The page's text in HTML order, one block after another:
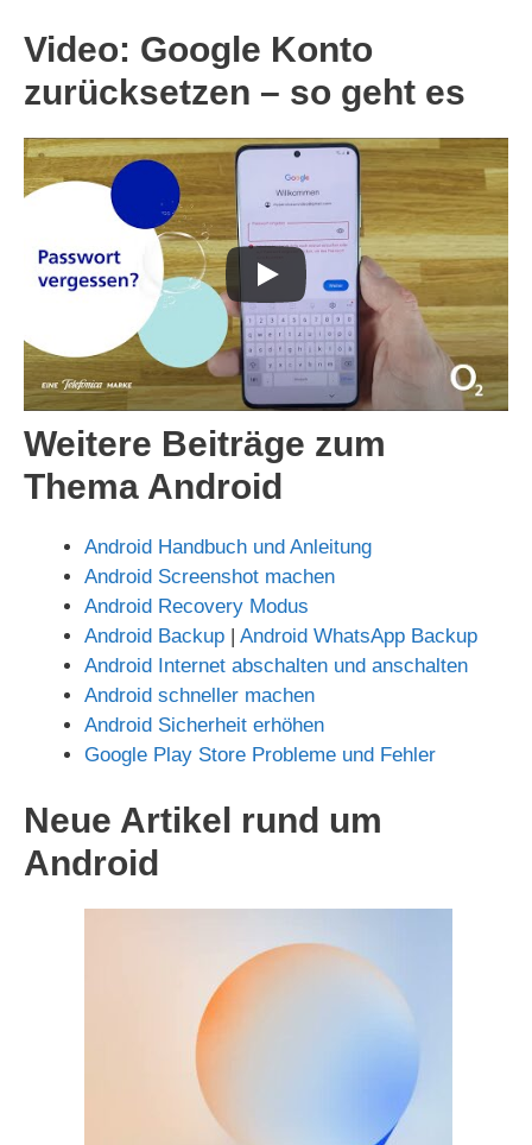
Video: Google Konto
zurücksetzen – so geht es
Weitere Beiträge zum
Thema Android
Android Handbuch und Anleitung
Android Screenshot machen
Android Recovery Modus
Android Backup | Android WhatsApp Backup
Android Internet abschalten und anschalten
Android schneller machen
Android Sicherheit erhöhen
Google Play Store Probleme und Fehler
Neue Artikel rund um
Android